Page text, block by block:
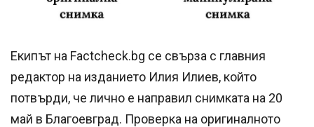
Екипът на Factcheck.bg се свърза с главния
редактор на изданието Илия Илиев, който
потвърди, че лично е направил снимката на 20
май в Благоевград. Проверка на оригиналното